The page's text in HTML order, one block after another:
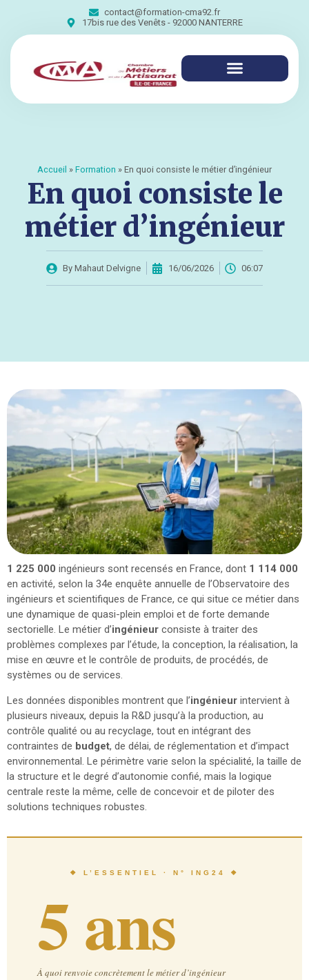
contact@formation-cma92.fr
17bis rue des Venêts - 92000 NANTERRE
Accueil » Formation » En quoi consiste le métier d’ingénieur
En quoi consiste le
métier d’ingénieur
By Mahaut Delvigne 16/06/2026 06:07
1 225 000 ingénieurs sont recensés en France, dont 1 114 000
en activité, selon la 34e enquête annuelle de l’Observatoire des
ingénieurs et scientifiques de France, ce qui situe ce métier dans
une dynamique de quasi-plein emploi et de forte demande
sectorielle. Le métier d’ingénieur consiste à traiter des
problèmes complexes par l’étude, la conception, la réalisation, la
mise en œuvre et le contrôle de produits, de procédés, de
systèmes ou de services.
Les données disponibles montrent que l’ingénieur intervient à
plusieurs niveaux, depuis la R&D jusqu’à la production, au
contrôle qualité ou au recyclage, tout en intégrant des
contraintes de budget, de délai, de réglementation et d’impact
environnemental. Le périmètre varie selon la spécialité, la taille de
la structure et le degré d’autonomie confié, mais la logique
centrale reste la même, celle de concevoir et de piloter des
solutions techniques robustes.
❖ L’ESSENTIEL · N° ING24 ❖
5 ans
À quoi renvoie concrètement le métier d’ingénieur